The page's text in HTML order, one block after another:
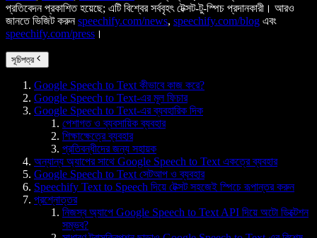
প্রতিবেদন প্রকাশিত হয়েছে; এটি বিশ্বের সর্ববৃহৎ টেক্সট-টু-স্পিচ প্রদানকারী। আরও
জানতে ভিজিট করুনspeechify.com/news, speechify.com/blog এবং
speechify.com/press ।
সূচিপত্র
Google Speech to Text কীভাবে কাজ করে?
Google Speech to Text-এর মূল ফিচার
Google Speech to Text-এর ব্যবহারিক দিক
পেশাগত ও ব্যবসায়িক ব্যবহার
শিক্ষাক্ষেত্রে ব্যবহার
প্রতিবন্ধীদের জন্য সহায়ক
অন্যান্য অ্যাপের সাথে Google Speech to Text একত্রে ব্যবহার
Google Speech to Text সেটআপ ও ব্যবহার
Speechify Text to Speech দিয়ে টেক্সট সহজেই স্পিচে রূপান্তর করুন
প্রশ্নোত্তর
নিজস্ব অ্যাপে Google Speech to Text API দিয়ে অটো ডিক্টেশন
সম্ভব?